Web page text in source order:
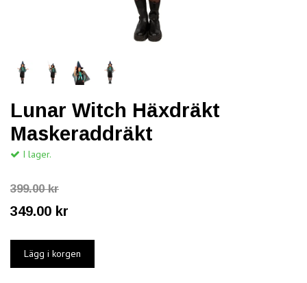
Lunar Witch Häxdräkt
Maskeraddräkt
I lager.
399.00 kr
349.00 kr